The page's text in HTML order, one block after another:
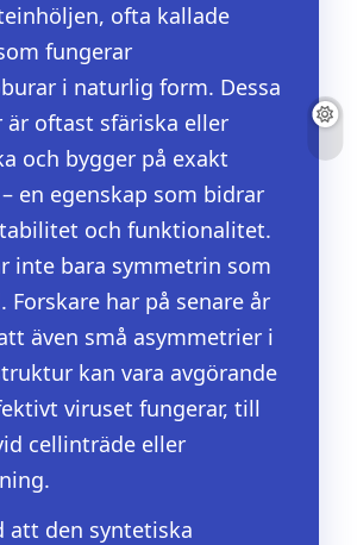
ofta kallade
fungerar
i naturlig form. Dessa
oftast sfäriska eller
och bygger på exakt
en egenskap som bidrar
och funktionalitet.
inte bara symmetrin som
Forskare har på senare år
även små asymmetrier i
kan vara avgörande
viruset fungerar, till
cellinträde eller
att den syntetiska